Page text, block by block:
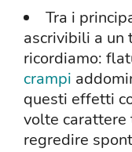
Tra i
ascrivibili a un
ricordiamo:
crampi
questi effetti
volte carattere
regredire